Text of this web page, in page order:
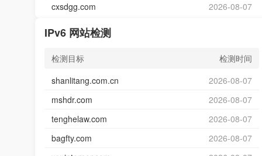
cxsdgg.com
2026-08-07
IPv6 网站检测
检测目标
检测时间
shanlitang.com.cn
2026-08-07
mshdr.com
2026-08-07
tenghelaw.com
2026-08-07
bagfty.com
2026-08-07